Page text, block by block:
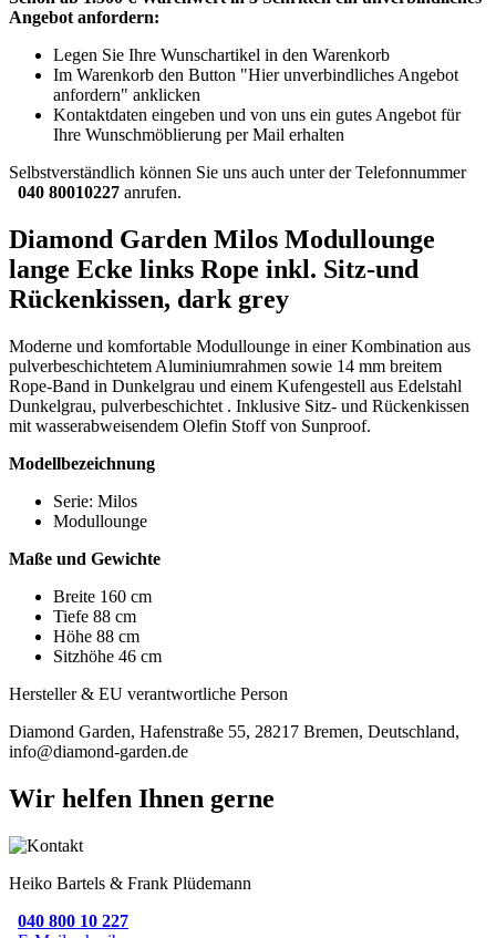
Angebot anfordern:
Legen Sie Ihre Wunschartikel in den Warenkorb
Im Warenkorb den Button "Hier unverbindliches Angebot
anfordern" anklicken
Kontaktdaten eingeben und von uns ein gutes Angebot für
Ihre Wunschmöblierung per Mail erhalten
Selbstverständlich können Sie uns auch unter der Telefonnummer
040 80010227 anrufen.
Diamond Garden Milos Modullounge
lange Ecke links Rope inkl. Sitz-und
Rückenkissen, dark grey
Moderne und komfortable Modullounge in einer Kombination aus
pulverbeschichtetem Aluminiumrahmen sowie 14 mm breitem
Rope-Band in Dunkelgrau und einem Kufengestell aus Edelstahl
Dunkelgrau, pulverbeschichtet . Inklusive Sitz- und Rückenkissen
mit wasserabweisendem Olefin Stoff von Sunproof.
Modellbezeichnung
Serie: Milos
Modullounge
Maße und Gewichte
Breite 160 cm
Tiefe 88 cm
Höhe 88 cm
Sitzhöhe 46 cm
Hersteller & EU verantwortliche Person
Diamond Garden, Hafenstraße 55, 28217 Bremen, Deutschland,
info@diamond-garden.de
Wir helfen Ihnen gerne
Heiko Bartels & Frank Plüdemann
040 800 10 227